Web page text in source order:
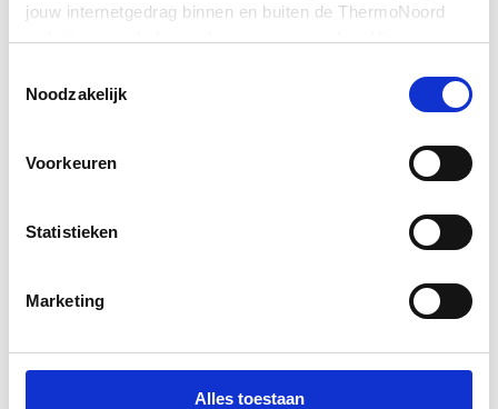
jouw internetgedrag binnen en buiten de ThermoNoord
website en webshop volgen en verzamelen. Hiermee
communicatie aan jouw interesses aan. We slaan je
Noodzakelijk
Voorkeuren
Statistieken
Marketing
Alles toestaan
Glas-/kunststofdecor Nee
voor montage in nis
Inbouwbreedte deur
Materiaal deur
Materiaal profiel Aluminium
Pictogramimage/jpeg,401 KB
Sfeerbeeld